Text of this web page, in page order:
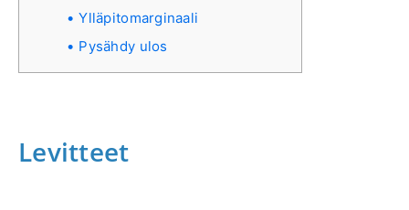
Ylläpitomarginaali
Pysähdy ulos
Levitteet